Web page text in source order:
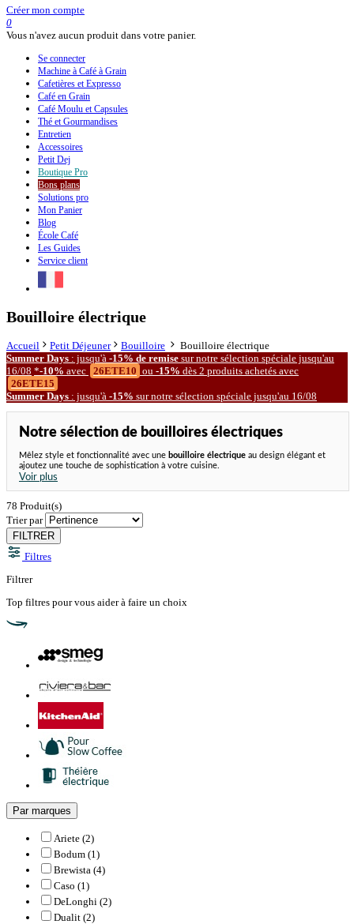
Créer mon compte
0
Vous n'avez aucun produit dans votre panier.
Se connecter
Machine à Café à Grain
Cafetières et Expresso
Café en Grain
Café Moulu et Capsules
Thé et Gourmandises
Entretien
Accessoires
Petit Dej
Boutique Pro
Bons plans
Solutions pro
Mon Panier
Blog
École Café
Les Guides
Service client
Bouilloire électrique
Accueil Petit Déjeuner Bouilloire
Bouilloire électrique
Summer Days : jusqu'à -15% de remise sur notre sélection spéciale jusqu'au
16/08 *-10% avec 26ETE10 ou -15% dès 2 produits achetés avec
26ETE15
Summer Days : jusqu'à -15% sur notre sélection spéciale jusqu'au 16/08
Notre sélection de bouilloires électriques
Mêlez style et fonctionnalité avec une bouilloire électrique au design élégant et
ajoutez une touche de sophistication à votre cuisine.
Voir plus
78 Produit(s)
Trier par
FILTRER
Filtres
Filtrer
Top filtres pour vous aider à faire un choix
Par marques
Ariete (2)
Bodum (1)
Brewista (4)
Caso (1)
DeLonghi (2)
Dualit (2)